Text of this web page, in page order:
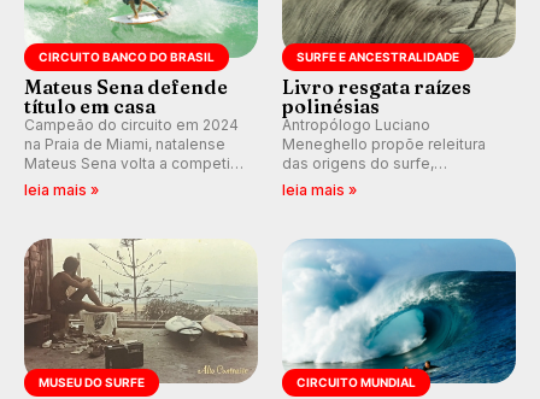
CIRCUITO BANCO DO BRASIL
Mateus Sena defende
título em casa
Campeão do circuito em 2024
na Praia de Miami, natalense
Mateus Sena volta a competir
em casa em busca de manter a
leia mais »
SURFE E ANCESTRALIDADE
Livro resgata raízes
polinésias
Antropólogo Luciano
Meneghello propõe releitura
das origens do surfe,
resgatando a cultura polinésia
prática em esporte e indústria.
leia mais »
MUSEU DO SURFE CIRCUITO MUNDIAL